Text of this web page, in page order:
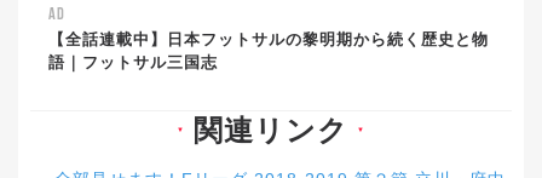
AD
【全話連載中】日本フットサルの黎明期から続く歴史と物
語｜フットサル三国志
▼ 関連リンク ▼